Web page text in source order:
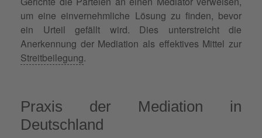
um eine einvernehmliche Lösung zu finden, bevor
ein Urteil gefällt wird. Dies unterstreicht die
Anerkennung der Mediation als effektives Mittel zur
Streitbeilegung.
Praxis der Mediation in
Deutschland